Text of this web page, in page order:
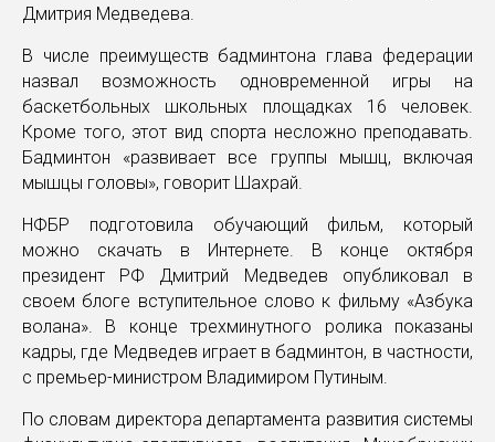
Дмитрия Медведева.
В числе преимуществ бадминтона глава федерации
назвал возможность одновременной игры на
баскетбольных школьных площадках 16 человек.
Кроме того, этот вид спорта несложно преподавать.
Бадминтон «развивает все группы мышц, включая
мышцы головы», говорит Шахрай.
НФБР подготовила обучающий фильм, который
можно скачать в Интернете. В конце октября
президент РФ Дмитрий Медведев опубликовал в
своем блоге вступительное слово к фильму «Азбука
волана». В конце трехминутного ролика показаны
кадры, где Медведев играет в бадминтон, в частности,
с премьер-министром Владимиром Путиным.
По словам директора департамента развития системы